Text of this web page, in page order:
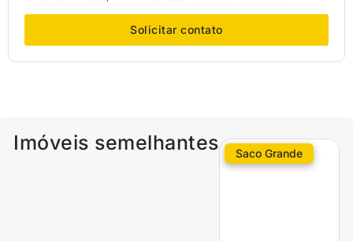
Solicitar contato
Imóveis semelhantes Saco Grande